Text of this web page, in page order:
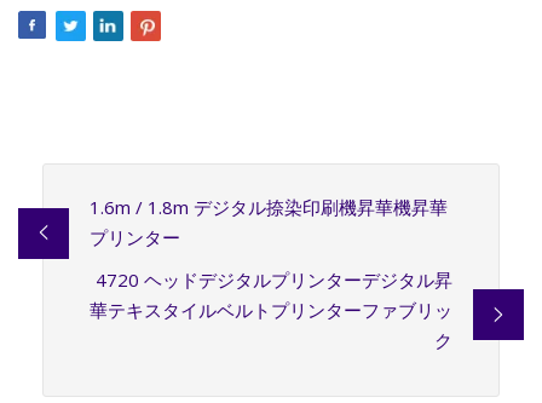
1.6m / 1.8m デジタル捺染印刷機昇華機昇華
プリンター
4720 ヘッドデジタルプリンターデジタル昇
華テキスタイルベルトプリンターファブリッ
ク